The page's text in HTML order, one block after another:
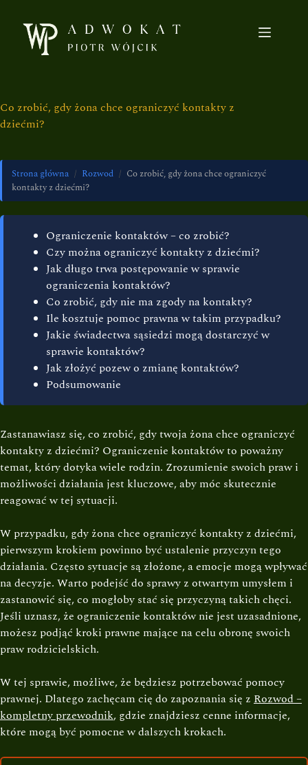
Co zrobić, gdy żona chce ograniczyć kontakty z
dziećmi?
Strona główna / Rozwod / Co zrobić, gdy żona chce ograniczyć
kontakty z dziećmi?
Ograniczenie kontaktów – co zrobić?
Czy można ograniczyć kontakty z dziećmi?
Jak długo trwa postępowanie w sprawie
ograniczenia kontaktów?
Co zrobić, gdy nie ma zgody na kontakty?
Ile kosztuje pomoc prawna w takim przypadku?
Jakie świadectwa sąsiedzi mogą dostarczyć w
sprawie kontaktów?
Jak złożyć pozew o zmianę kontaktów?
Podsumowanie
Zastanawiasz się, co zrobić, gdy twoja żona chce ograniczyć
kontakty z dziećmi? Ograniczenie kontaktów to poważny
temat, który dotyka wiele rodzin. Zrozumienie swoich praw i
możliwości działania jest kluczowe, aby móc skutecznie
reagować w tej sytuacji.
W przypadku, gdy żona chce ograniczyć kontakty z dziećmi,
pierwszym krokiem powinno być ustalenie przyczyn tego
działania. Często sytuacje są złożone, a emocje mogą wpływać
na decyzje. Warto podejść do sprawy z otwartym umysłem i
zastanowić się, co mogłoby stać się przyczyną takich chęci.
Jeśli uznasz, że ograniczenie kontaktów nie jest uzasadnione,
możesz podjąć kroki prawne mające na celu obronę swoich
praw rodzicielskich.
W tej sprawie, możliwe, że będziesz potrzebować pomocy
prawnej. Dlatego zachęcam cię do zapoznania się z Rozwod –
kompletny przewodnik, gdzie znajdziesz cenne informacje,
które mogą być pomocne w dalszych krokach.